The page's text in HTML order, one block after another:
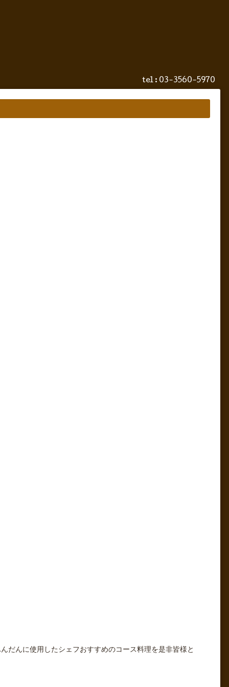
tel : 03-3560-5970
だんに使用したシェフおすすめのコース料理を是非皆様と